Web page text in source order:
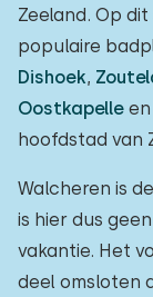
Zeeland. Op
populaire
Dishoek,
Oostkapelle en
hoofdstad van
Walcheren is
is hier dus
vakantie. Het
deel omsloten